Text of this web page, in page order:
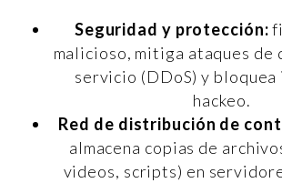
Seguridad y protección:
malicioso, mitiga ataques de
servicio (DDoS) y
hackeo.
Red de distribución de
almacena copias de
videos, scripts) en